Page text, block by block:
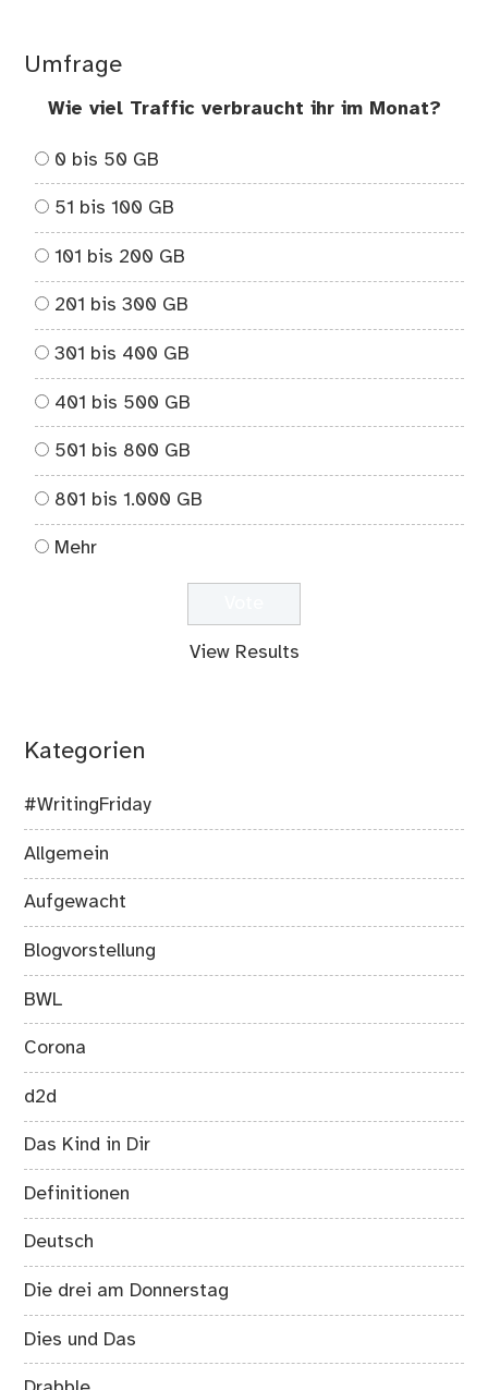
Umfrage
Wie viel Traffic verbraucht ihr im Monat?
0 bis 50 GB
51 bis 100 GB
101 bis 200 GB
201 bis 300 GB
301 bis 400 GB
401 bis 500 GB
501 bis 800 GB
801 bis 1.000 GB
Mehr
View Results
Kategorien
#WritingFriday
Allgemein
Aufgewacht
Blogvorstellung
BWL
Corona
d2d
Das Kind in Dir
Definitionen
Deutsch
Die drei am Donnerstag
Dies und Das